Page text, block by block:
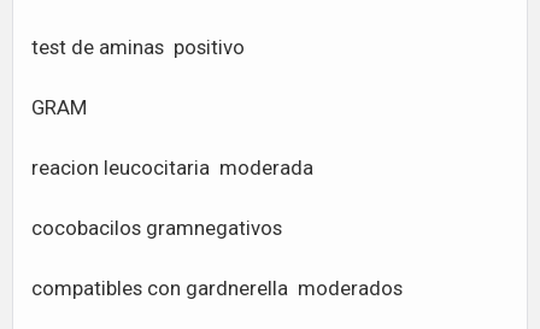
test de aminas positivo
GRAM
reacion leucocitaria moderada
cocobacilos gramnegativos
compatibles con gardnerella moderados